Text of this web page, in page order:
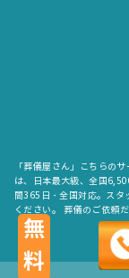
「葬儀屋さん」こちらの
は、日本最大級、全国
間365日・全国対応。スタ
ください。 葬儀のご依頼
無料